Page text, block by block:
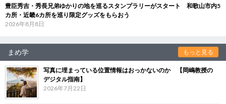
豊臣秀吉・秀長兄弟ゆかりの地を巡るスタンプラリーがスタート 和歌山市内5
カ所・近畿6カ所を巡り限定グッズをもらおう
2026年8月8日
まめ学 もっと見る
写真に埋まっている位置情報はおっかないのか 【岡嶋教授の
デジタル指南】
2026年7月22日